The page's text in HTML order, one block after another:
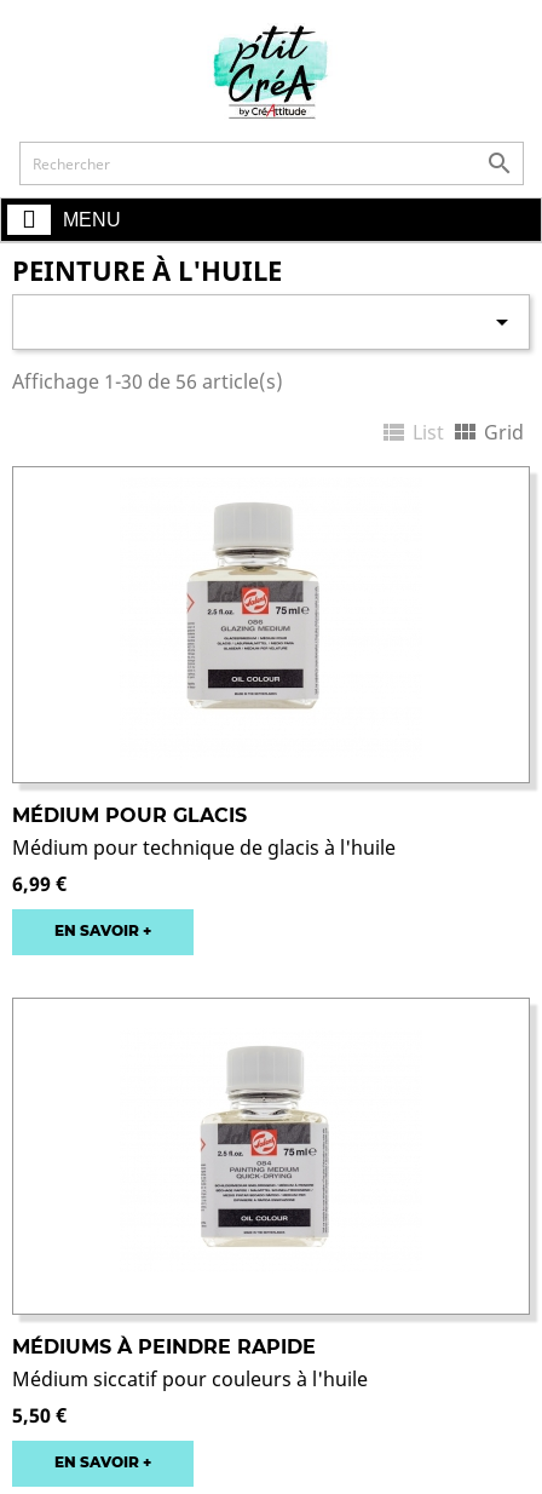

MENU
PEINTURE À L'HUILE

Affichage 1-30 de 56 article(s)
 Grid
 List
MÉDIUM POUR GLACIS
Médium pour technique de glacis à l'huile
6,99 €
EN SAVOIR +
MÉDIUMS À PEINDRE RAPIDE
Médium siccatif pour couleurs à l'huile
5,50 €
EN SAVOIR +